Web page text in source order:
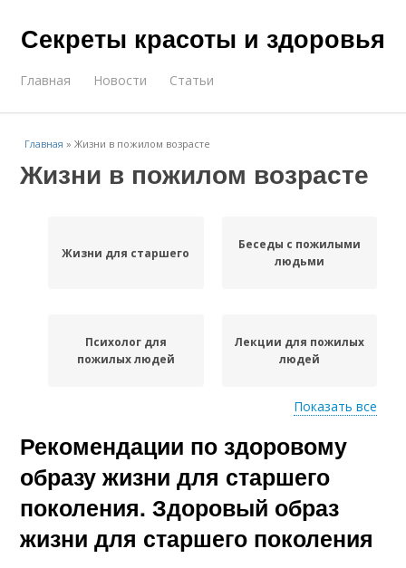
Секреты красоты и здоровья
Главная Новости Статьи
Главная »Жизни в пожилом возрасте
Жизни в пожилом возрасте
Жизни для старшего
Беседы с пожилыми
людьми
Психолог для
пожилых людей
Лекции для пожилых
людей
Жизни для лечения Пожилые люди
Показать все
Рекомендации по здоровому
образу жизни для старшего
поколения. Здоровый образ
жизни для старшего поколения